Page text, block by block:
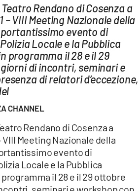
Rendano di Cosenza a
– VIII Meeting Nazionale della
evento di
Locale e la Pubblica
programma il 28 e il 29
di incontri, seminari e
di relatori d’eccezione,
CHANNEL
Rendano di Cosenza a
VIII Meeting Nazionale della
evento di
Locale e la Pubblica
il 28 e il 29 ottobre